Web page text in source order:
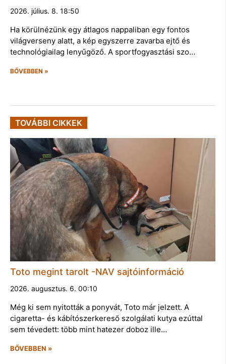
2026. július. 8. 18:50
Ha körülnézünk egy átlagos nappaliban egy fontos
világverseny alatt, a kép egyszerre zavarba ejtő és
technológiailag lenyűgöző. A sportfogyasztási szo…
BŐVEBBEN »
TOVÁBBI CIKKEK
Toto megint tarolt -NAV sajtóinformáció
2026. augusztus. 6. 00:10
Még ki sem nyitották a ponyvát, Toto már jelzett. A
cigaretta- és kábítószerkereső szolgálati kutya ezúttal
sem tévedett: több mint hatezer doboz ille…
BŐVEBBEN »